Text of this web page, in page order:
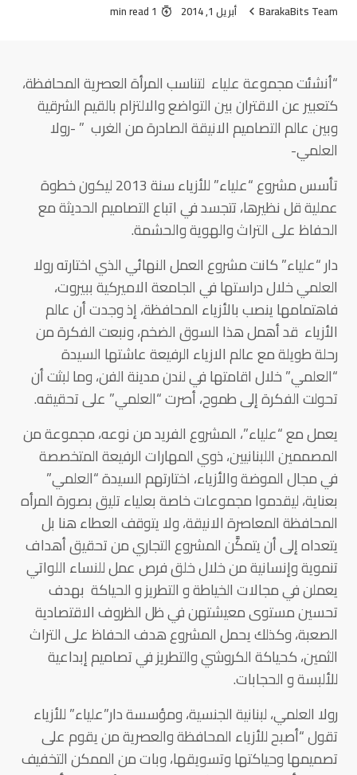
BarakaBits Team أبريل 1, 2014 1 min read
“أنشئت مجموعة علياء لتناسب المرأة العصرية المحافظة،
كتعبير عن الاقتران بين التواضع والالتزام بالقيم الشرقية
وبين عالم التصاميم الانيقة الصادرة من الغرب ” -رولا
العلمي-
تأسس مشروع “علياء” للأزياء سنة 2013 ليكون خطوة
عملية قل نظيرها، تتجسد في اتباع التصاميم الحديثة مع
الحفاظ على التراث والهوية والحشمة.
دار “علياء” كانت مشروع العمل النهائي الذي اختارته رولا
العلمي خلال دراستها في الجامعة الاميركية ببيروت،
فاهتمامها ينصب بالأزياء المحافظة، إذ وجدت أن عالم
الأزياء قد أهمل هذا السوق الضخم، ونبعت الفكرة من
رحلة طويلة مع عالم الازياء الرفيعة عاشتها السيدة
“العلمي” خلال اقامتها في لندن مدينة الفن، وما لبثت أن
تحولت الفكرة إلى طموح، أصرت “العلمي” على تحقيقه.
يعمل مع “علياء”، المشروع الفريد من نوعه، مجموعة من
المصممين اللبنانيين، ذوي المهارات الرفيعة المتخصصة
في مجال الموضة والأزياء، اختارتهم السيدة “العلمي”
بعناية، ليقدموا مجموعات خاصة بعلياء تليق بصورة المرأه
المحافظة المعاصرة الانيقة، ولا يتوقف العطاء هنا بل
يتعداه إلى أن يتمكَّن المشروع التجاري من تحقيق أهداف
تنموية وإنسانية من خلال خلق فرص عمل للنساء اللواتي
يعملن في مجالات الخياطة و التطريز و الحياكة بهدف
تحسين مستوى معيشتهن في ظل الظروف الاقتصادية
الصعبة، وكذلك يحمل المشروع هدف الحفاظ على التراث
الثمين، كحياكة الكروشي والتطريز في تصاميم إبداعية
للألبسة و الحجابات.
رولا العلمي، لبنانية الجنسية، ومؤسسة دار”علياء” للأزياء
تقول “أصبح للأزياء المحافظة والعصرية من يقوم على
تصميمها وحياكتها وتسويقها، وبات من الممكن التخفيف